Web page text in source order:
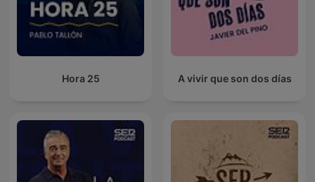
Hora 25 A vivir que son dos días